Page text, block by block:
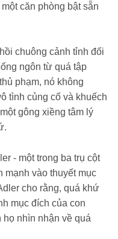
căn phòng bật sẵn
chuông cảnh tỉnh đối
ngôn từ quá tập
phạm, nó không
tình củng cố và khuếch
gông xiềng tâm lý
- một trong ba trụ cột
mạnh vào thuyết mục
cho rằng, quá khứ
mục đích của con
nhìn nhận về quá